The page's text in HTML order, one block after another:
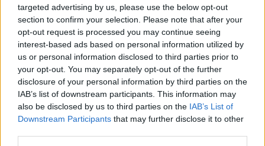
targeted advertising by us, please use the below opt-out
section to confirm your selection. Please note that after your
opt-out request is processed you may continue seeing
interest-based ads based on personal information utilized by
us or personal information disclosed to third parties prior to
your opt-out. You may separately opt-out of the further
disclosure of your personal information by third parties on the
IAB’s list of downstream participants. This information may
also be disclosed by us to third parties on the IAB’s List of
Downstream Participants that may further disclose it to other
ΠΟΛΙΤΙΚΗ
Ο Παύλος Πολάκης ζήτησε εκλογές για νέο πρόεδρο στον
ΣΥΡΙΖΑ
5/09/2024 - 3:25μμ